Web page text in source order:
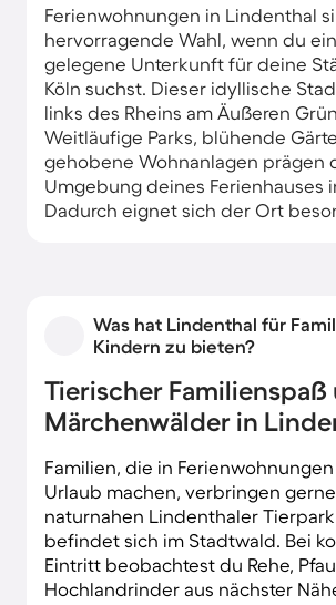
Ferienwohnungen in Lindenthal
hervorragende Wahl, wenn du
gelegene Unterkunft für deine
Köln suchst. Dieser idyllische
links des Rheins am Äußeren
Weitläufige Parks, blühende
gehobene Wohnanlagen prägen
Umgebung deines Ferienhauses
Dadurch eignet sich der Ort
Sehenswürdigkeiten in wenigen
den öffentlichen Verkehrsmitteln.
Attraktionen bereit. So gibt es z.
Einkaufsmeile, die Dürener Straße
prägen moderne
die Universität zu Köln das
Was hat Lindenthal für
Kindern zu bieten?
Tierischer Familienspaß
Märchenwälder in
Familien, die in
Urlaub machen, verbringen
naturnahen Lindenthaler
befindet sich im Stadtwald. Bei
Eintritt beobachtest du Rehe,
Hochlandrinder aus nächster